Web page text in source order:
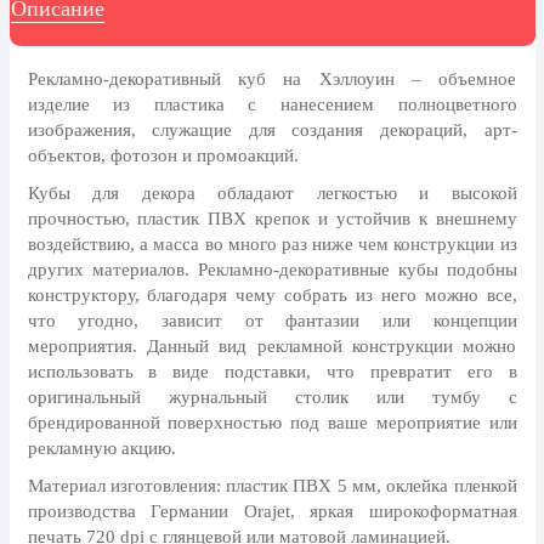
8 марта, Международный женский
день
1 апреля, День смеха
Апрель, Месячник по
День геолога (первое воскресенье
апреля)
Светлая Пасха
12 апреля, День космонавтики
18 апреля, Дни исторического и
культурного наследия
1 мая, праздник Весны и Труда
6 мая, День герба и флага города
Москвы
9 мая, День Победы
Описание
Рекламно-декоративный куб на Хэллоуин – объемное
изделие из пластика с нанесением полноцветного
изображения, служащие для создания декораций, арт-
объектов, фотозон и промоакций.
Кубы для декора обладают легкостью и высокой
прочностью, пластик ПВХ крепок и устойчив к внешнему
воздействию, а масса во много раз ниже чем конструкции из
других материалов. Рекламно-декоративные кубы подобны
конструктору, благодаря чему собрать из него можно все,
что угодно, зависит от фантазии или концепции
мероприятия. Данный вид рекламной конструкции можно
использовать в виде подставки, что превратит его в
оригинальный журнальный столик или тумбу с
брендированной поверхностью под ваше мероприятие или
рекламную акцию.
Материал изготовления: пластик ПВХ 5 мм, оклейка пленкой
производства Германии Orajet, яркая широкоформатная
печать 720 dpi с глянцевой или матовой ламинацией.